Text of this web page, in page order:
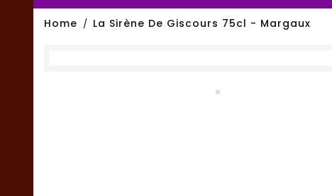
Home La Sirène De Giscours 75cl - Margaux